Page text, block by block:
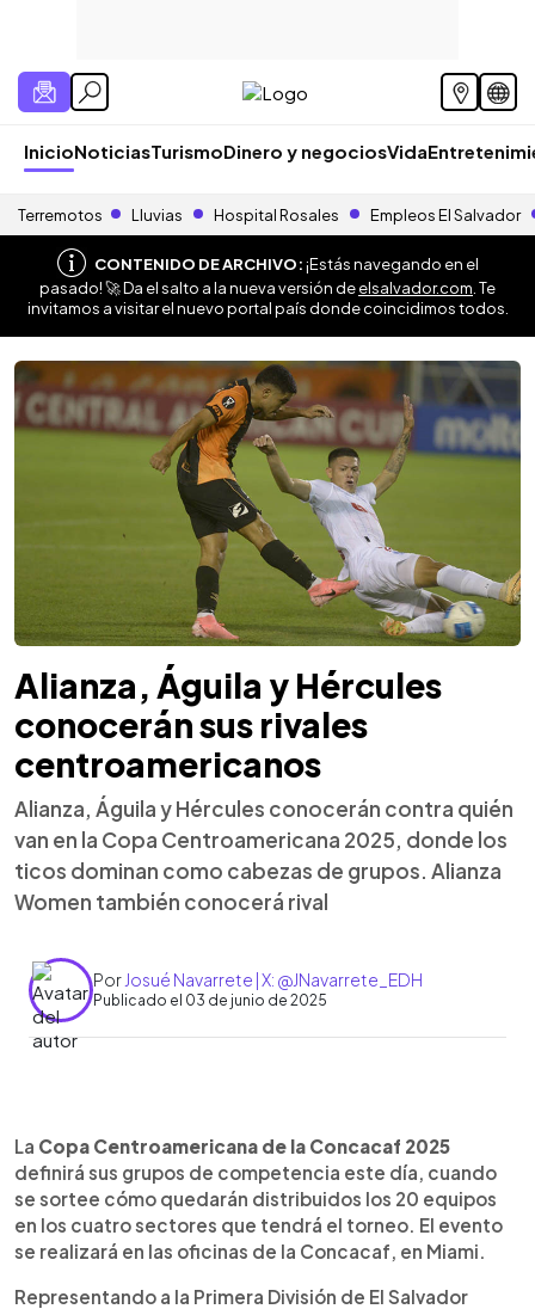
InicioNoticiasTurismoDinero y negociosVida
Terremotos Lluvias Hospital Rosales Empleos El Salvador
CONTENIDO DE ARCHIVO:¡Estás navegando en el
pasado! 🚀 Da el salto a la nueva versión deelsalvador.com . Te
invitamos a visitar el nuevo portal país donde coincidimos todos.
Alianza, Águila y Hércules
conocerán sus rivales
centroamericanos
Alianza, Águila y Hércules conocerán contra quién
van en la Copa Centroamericana 2025, donde los
ticos dominan como cabezas de grupos. Alianza
Women también conocerá rival
Por Josué Navarrete | X: @JNavarrete_EDH
Publicado el 03 de junio de 2025
Escuchar artículo
La Copa Centroamericana de la Concacaf 2025
definirá sus grupos de competencia este día, cuando
se sortee cómo quedarán distribuidos los 20 equipos
en los cuatro sectores que tendrá el torneo. El evento
se realizará en las oficinas de la Concacaf, en Miami.
Representando a la Primera División de El Salvador